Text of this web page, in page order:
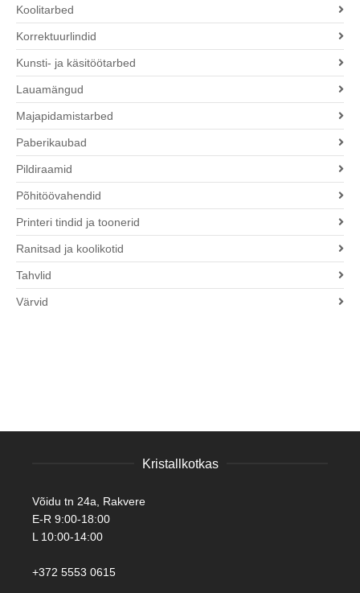
Koolitarbed
Korrektuurlindid
Kunsti- ja käsitöötarbed
Lauamängud
Majapidamistarbed
Paberikaubad
Pildiraamid
Põhitöövahendid
Printeri tindid ja toonerid
Ranitsad ja koolikotid
Tahvlid
Värvid
Kristallkotkas
Võidu tn 24a, Rakvere
E-R 9:00-18:00
L 10:00-14:00
+372 5553 0615